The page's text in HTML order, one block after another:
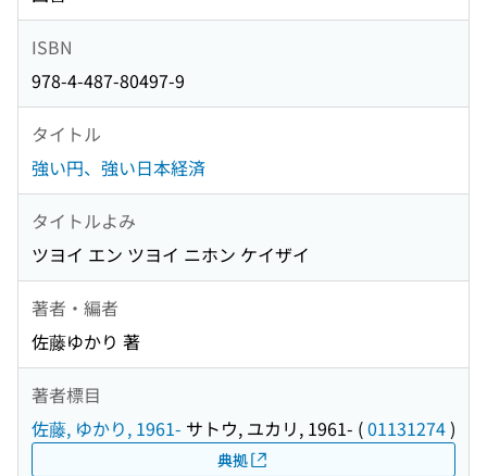
ISBN
978-4-487-80497-9
タイトル
強い円、強い日本経済
タイトルよみ
ツヨイ エン ツヨイ ニホン ケイザイ
著者・編者
佐藤ゆかり 著
著者標目
佐藤, ゆかり, 1961- サトウ, ユカリ, 1961- (01131274)
典拠